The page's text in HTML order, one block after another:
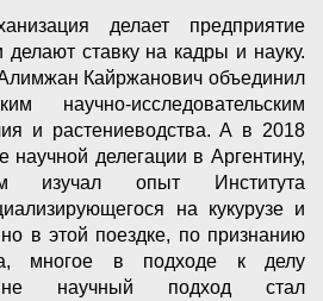
делает предприятие
ставку на кадры и науку.
Кайржанович объединил
научно-исследовательским
и растениеводства. А в 2018
научной делегации в Аргентину,
изучал опыт Института
на кукурузе и
в этой поездке, по признанию
многое в подходе к делу
научный подход стал